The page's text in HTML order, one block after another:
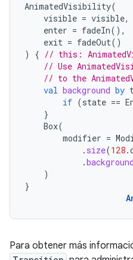
AnimatedVisibility(
visible = visible,
enter = fadeIn(),
exit = fadeOut()
)
{ // this:
// Use
// to the
val background by
if (state ==
}
Box(
modifier =
. size(128.
.background
)
}
Para obtener más